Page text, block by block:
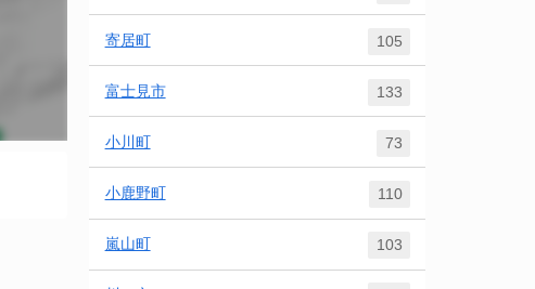
寄居町 105
富士見市 133
小川町 73
小鹿野町 110
嵐山町 103